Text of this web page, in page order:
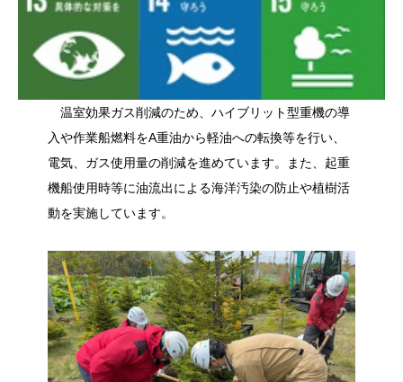
温室効果ガス削減のため、ハイブリット型重機の導
入や作業船燃料をA重油から軽油への転換等を行い、
電気、ガス使用量の削減を進めています。また、起重
機船使用時等に油流出による海洋汚染の防止や植樹活
動を実施しています。